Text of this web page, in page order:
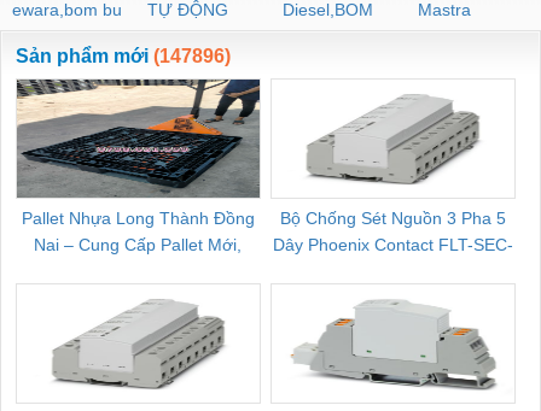
ewara,bom bu
ewara
TỰ ĐỘNG
Diesel,BOM
CHUA CHAY
Mastra
Sản phẩm mới (147896)
Pallet Nhựa Long Thành Đồng
Nai – Cung Cấp Pallet Mới,
Bộ Chống Sét Nguồn 3 Pha 5
Dây Phoenix Contact FLT-SEC-